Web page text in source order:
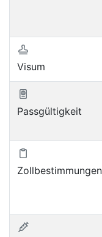
Visum
Passgültigkeit
Zollbestimmungen